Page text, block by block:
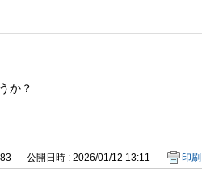
か？
公開日時 : 2026/01/12 13:11 印刷